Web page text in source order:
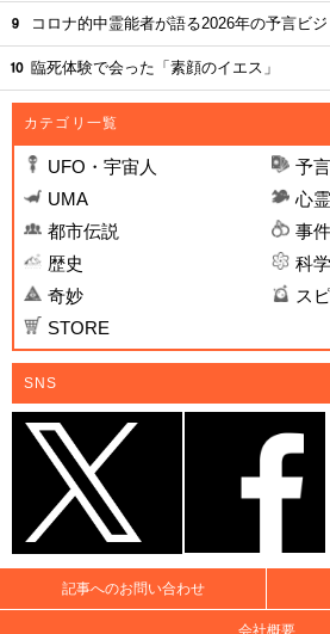
コロナ的中霊能者が語る2026年の予言ビ
臨死体験で会った「素顔のイエス」
カテゴリ一覧
UFO・宇宙人
予
UMA
心霊
都市伝説
事件
歴史
科学
奇妙
ス
STORE
SNS
記事へのお問い合わせ
会社概要